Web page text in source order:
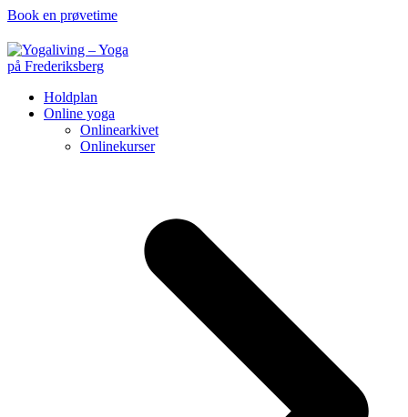
Book en prøvetime
Holdplan
Online yoga
Onlinearkivet
Onlinekurser